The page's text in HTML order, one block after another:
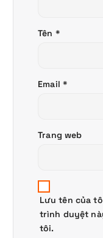
Tên *
Email *
Trang web
Lưu tên của
trình duyệt
tôi.